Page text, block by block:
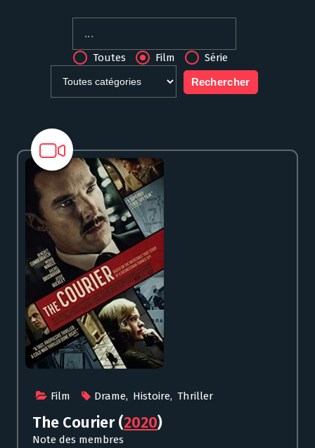
Toutes Film Série
Film Drame, Histoire, Thriller
The Courier(2020)
Note des membres